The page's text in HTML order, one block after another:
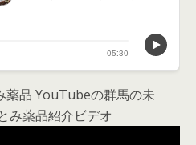
薬品 YouTubeの群馬の未
み薬品紹介ビデオ